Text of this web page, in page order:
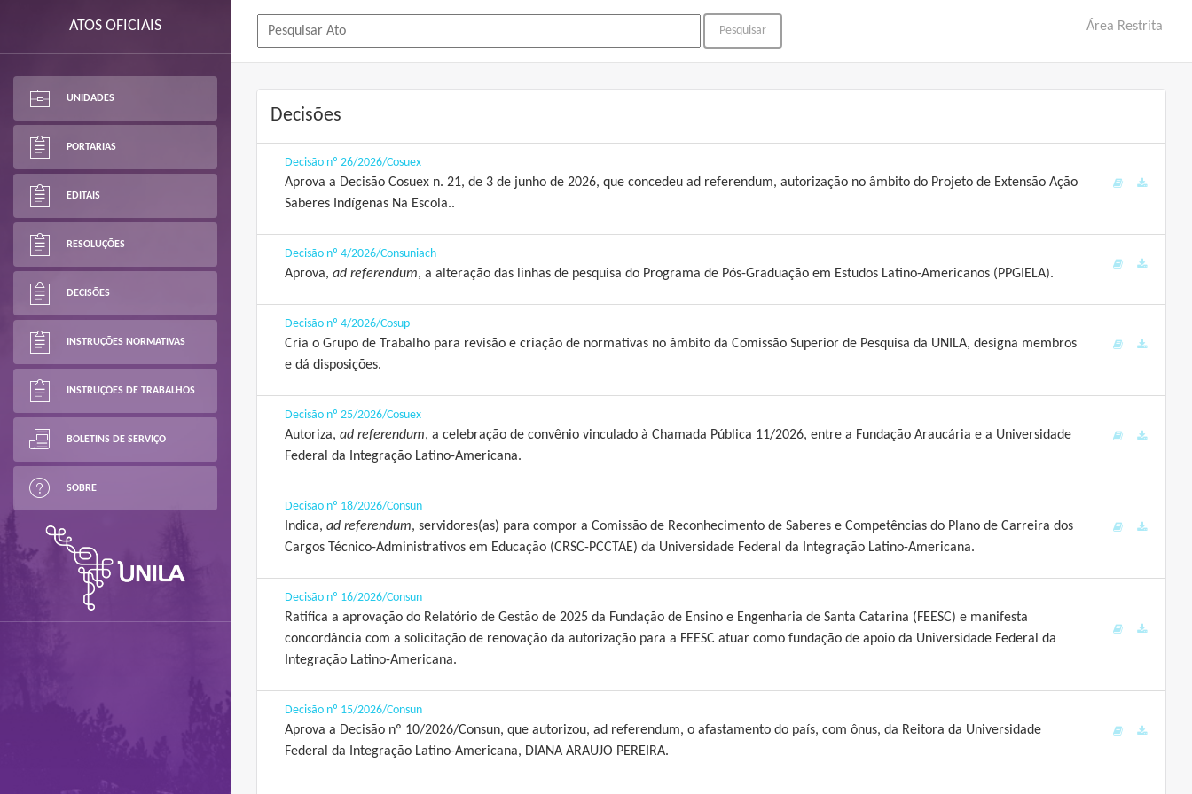
ATOS OFICIAIS
UNIDADES
PORTARIAS
EDITAIS
RESOLUÇÕES
DECISÕES
INSTRUÇÕES NORMATIVAS
INSTRUÇÕES DE TRABALHOS
BOLETINS DE SERVIÇO
SOBRE
Área Restrita
Decisões
Decisão nº 26/2026/Cosuex
Aprova a Decisão Cosuex n. 21, de 3 de junho de 2026, que concedeu ad referendum, autorização no âmbito do Projeto de Extensão Ação
Saberes Indígenas Na Escola..
Decisão nº 4/2026/Consuniach
Aprova, ad referendum, a alteração das linhas de pesquisa do Programa de Pós-Graduação em Estudos Latino-Americanos (PPGIELA).
Decisão nº 4/2026/Cosup
Cria o Grupo de Trabalho para revisão e criação de normativas no âmbito da Comissão Superior de Pesquisa da UNILA, designa membros
e dá disposições.
Decisão nº 25/2026/Cosuex
Autoriza, ad referendum, a celebração de convênio vinculado à Chamada Pública 11/2026, entre a Fundação Araucária e a Universidade
Federal da Integração Latino-Americana.
Decisão nº 18/2026/Consun
Indica, ad referendum, servidores(as) para compor a Comissão de Reconhecimento de Saberes e Competências do Plano de Carreira dos
Cargos Técnico-Administrativos em Educação (CRSC-PCCTAE) da Universidade Federal da Integração Latino-Americana.
Decisão nº 16/2026/Consun
Ratifica a aprovação do Relatório de Gestão de 2025 da Fundação de Ensino e Engenharia de Santa Catarina (FEESC) e manifesta
concordância com a solicitação de renovação da autorização para a FEESC atuar como fundação de apoio da Universidade Federal da
Integração Latino-Americana.
Decisão nº 15/2026/Consun
Aprova a Decisão nº 10/2026/Consun, que autorizou, ad referendum, o afastamento do país, com ônus, da Reitora da Universidade
Federal da Integração Latino-Americana, DIANA ARAUJO PEREIRA.